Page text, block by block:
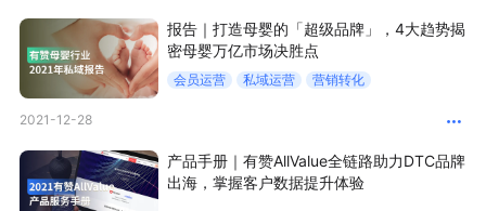
培训课程
私域课程
增长俱乐部
增长俱乐部 有赞商盟
报告｜打造母婴的「超级品牌」，4大趋势揭
密母婴万亿市场决胜点
会员运营 私域运营 营销转化
2021-12-28
产品手册｜有赞AllValue全链路助力DTC品牌
出海，掌握客户数据提升体验